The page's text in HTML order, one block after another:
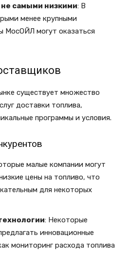
самыми низкими: В
менее крупными
МосОЙЛ могут оказаться
существует множество
доставки топлива,
программы и условия.
малые компании могут
цены на топливо, что
для некоторых
: Некоторые
инновационные
мониторинг расхода топлива